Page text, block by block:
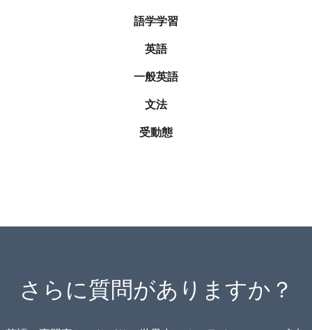
語学学習
英語
一般英語
文法
受動態
さらに質問がありますか？